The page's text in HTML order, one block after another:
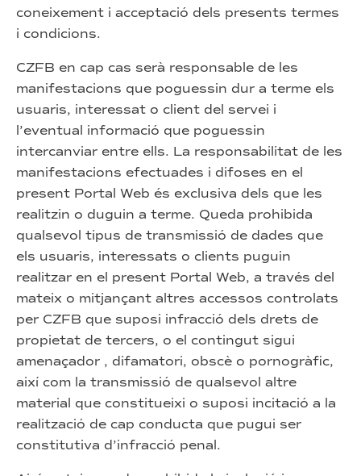
coneixement i acceptació dels presents termes
i condicions.
CZFB en cap cas serà responsable de les
manifestacions que poguessin dur a terme els
usuaris, interessat o client del servei i
l’eventual informació que poguessin
intercanviar entre ells. La responsabilitat de les
manifestacions efectuades i difoses en el
present Portal Web és exclusiva dels que les
realitzin o duguin a terme. Queda prohibida
qualsevol tipus de transmissió de dades que
els usuaris, interessats o clients puguin
realitzar en el present Portal Web, a través del
mateix o mitjançant altres accessos controlats
per CZFB que suposi infracció dels drets de
propietat de tercers, o el contingut sigui
amenaçador , difamatori, obscè o pornogràfic,
així com la transmissió de qualsevol altre
material que constitueixi o suposi incitació a la
realització de cap conducta que pugui ser
constitutiva d’infracció penal.